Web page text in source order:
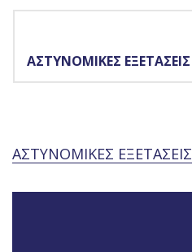
ΑΣΤΥΝΟΜΙΚΕΣ ΕΞΕΤΑΣΕΙΣ
ΑΣΤΥΝΟΜΙΚΕΣ ΕΞΕΤΑΣΕΙΣ